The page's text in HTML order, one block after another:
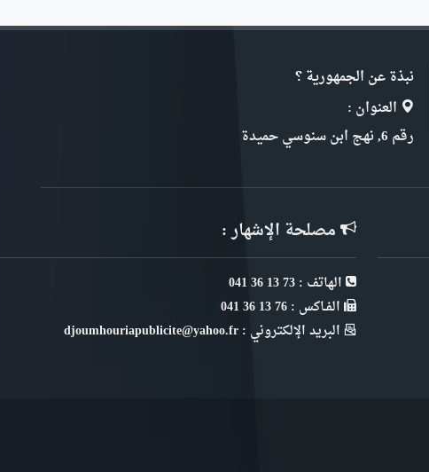
نبذة عن الجمهورية ؟
العنوان :
رقم 6, نهج ابن سنوسي حميدة
مصلحة الإشهار :
الهاتف : 73 13 36 041
الفـاكس : 76 13 36 041
البريد الإلكتروني : djoumhouriapublicite@yahoo.fr